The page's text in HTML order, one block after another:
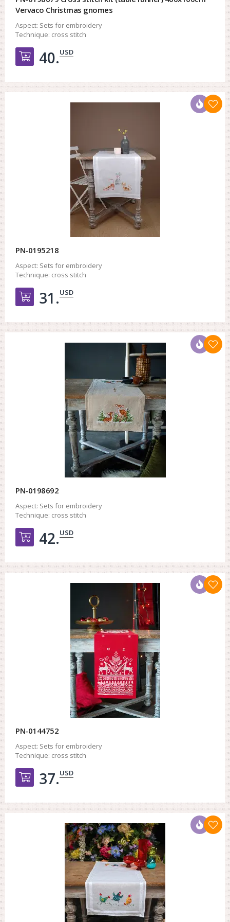
Vervaco Christmas gnomes
Aspect: Sets for embroidery
Technique: cross stitch
Добавить в корзину
40.USD
PN-0195218
Aspect: Sets for embroidery
Technique: cross stitch
Добавить в корзину
31.USD
PN-0198692
Aspect: Sets for embroidery
Technique: cross stitch
Добавить в корзину
42.USD
PN-0144752
Aspect: Sets for embroidery
Technique: cross stitch
Добавить в корзину
37.USD